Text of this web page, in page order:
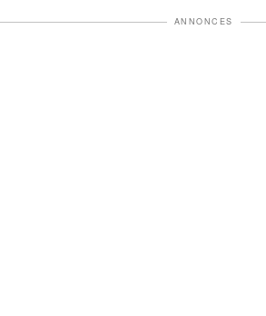
ANNONCES